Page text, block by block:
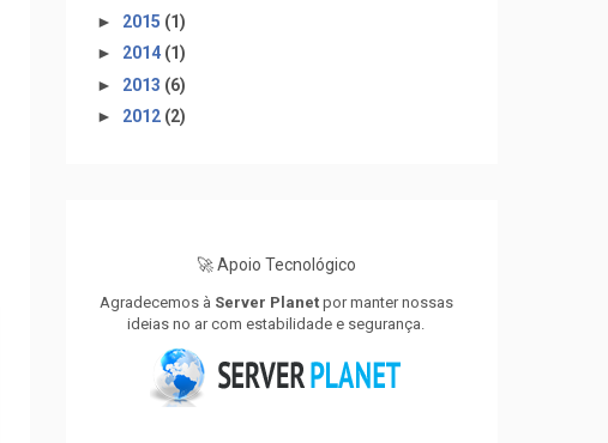
► 2015 (1)
► 2014 (1)
► 2013 (6)
► 2012 (2)
🚀 Apoio Tecnológico
Agradecemos à Server Planetpor manter nossas
ideias no ar com estabilidade e segurança.